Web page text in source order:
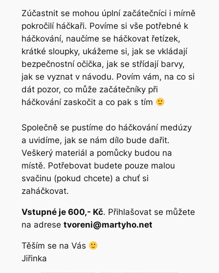
Zúčastnit se mohou úplní začátečníci i mírně
pokročilí háčkaři. Povíme si vše potřebné k
háčkování, naučíme se háčkovat řetízek,
krátké sloupky, ukážeme si, jak se vkládají
bezpečnostní očička, jak se střídají barvy,
jak se vyznat v návodu. Povím vám, na co si
dát pozor, co může začátečníky při
háčkování zaskočit a co pak s tím
Společně se pustíme do háčkování medúzy
a uvidíme, jak se nám dílo bude dařit.
Veškerý materiál a pomůcky budou na
místě. Potřebovat budete pouze malou
svačinu (pokud chcete) a chuť si
zaháčkovat.
Vstupné je 600,- Kč. Přihlašovat se můžete
na adrese tvoreni@martyho.net
Těším se na Vás
Jiřinka